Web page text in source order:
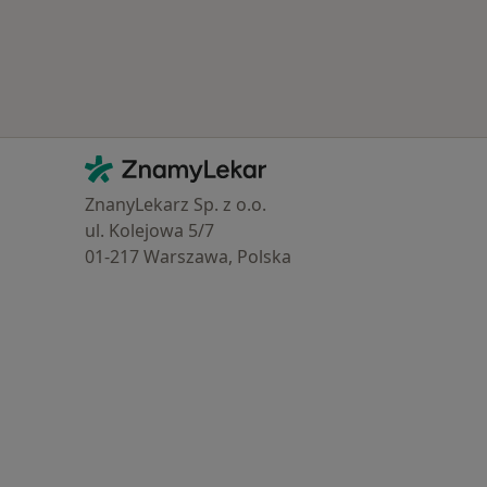
Kontakt
ZnamyLekar - Hlavní stránka
ZnanyLekarz Sp. z o.o.
ul. Kolejowa 5/7
01-217 Warszawa, Polska